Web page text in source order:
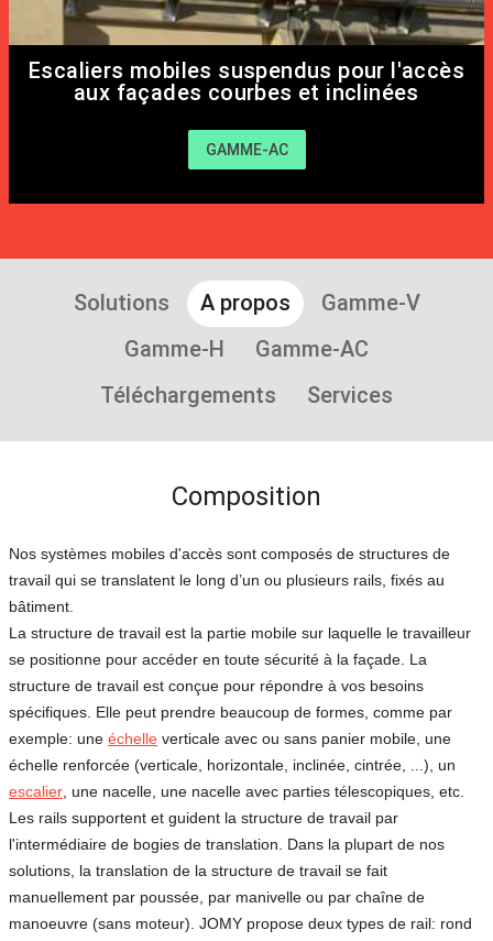
Escaliers mobiles suspendus pour l'accès
aux façades courbes et inclinées
GAMME-AC
Solutions A propos
Gamme-V
Gamme-H
Gamme-AC
Téléchargements
Services
Composition
Nos systèmes mobiles d'accès sont composés de structures de
travail qui se translatent le long d’un ou plusieurs rails, fixés au
bâtiment.
La structure de travail est la partie mobile sur laquelle le travailleur
se positionne pour accéder en toute sécurité à la façade. La
structure de travail est conçue pour répondre à vos besoins
spécifiques. Elle peut prendre beaucoup de formes, comme par
exemple: une échelle verticale avec ou sans panier mobile, une
échelle renforcée (verticale, horizontale, inclinée, cintrée, ...), un
escalier , une nacelle, une nacelle avec parties télescopiques, etc.
Les rails supportent et guident la structure de travail par
l'intermédiaire de bogies de translation. Dans la plupart de nos
solutions, la translation de la structure de travail se fait
manuellement par poussée, par manivelle ou par chaîne de
manoeuvre (sans moteur). JOMY propose deux types de rail: rond